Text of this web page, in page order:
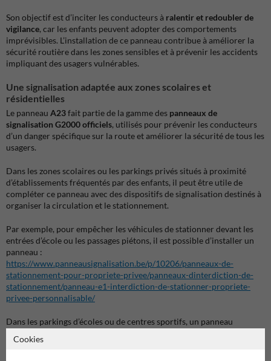
Son objectif est d’inciter les conducteurs à ralentir et redoubler de
vigilance, car les enfants peuvent adopter des comportements
imprévisibles. L’installation de ce panneau contribue à améliorer la
sécurité routière dans les zones sensibles et à prévenir les accidents
impliquant des usagers vulnérables.
Une signalisation adaptée aux zones scolaires et
résidentielles
Le panneau A23fait partie de la gamme des panneaux de
signalisation G2000 officiels, utilisés pour prévenir les conducteurs
d’un danger spécifique sur la route et améliorer la sécurité de tous les
usagers.
Dans les zones scolaires ou les parkings privés situés à proximité
d’établissements fréquentés par des enfants, il peut être utile de
compléter ce panneau avec des dispositifs de signalisation destinés à
organiser la circulation et le stationnement.
Par exemple, pour empêcher les véhicules de stationner devant les
entrées d’école ou les passages piétons, il est possible d’installer un
panneau :
https://www.panneausignalisation.be/p/10206/panneaux-de-
stationnement-pour-propriete-privee/panneaux-dinterdiction-de-
stationnement/panneau-e1-interdiction-de-stationner-propriete-
privee-personnalisable/
Dans les parkings d’écoles ou de centres sportifs, un panneau
utilisé :
Cookies